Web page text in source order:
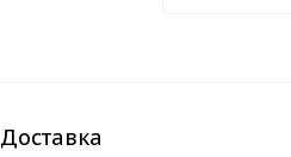
Доставка